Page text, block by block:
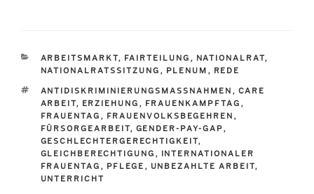
e
b
o
o
k
o
d
o
n
l
n
KATEGORIEN
ARBEITSMARKT, FAIRTEILUNG , NATIONALRAT,
NATIONALRATSSITZUNG , PLENUM , REDE
SCHLAGWÖRTER
ANTIDISKRIMINIERUNGSMASSNAHMEN , CARE
ARBEIT, ERZIEHUNG , FRAUENKAMPFTAG ,
FRAUENTAG , FRAUENVOLKSBEGEHREN ,
FÜRSORGEARBEIT, GENDER-PAY-GAP,
GESCHLECHTERGERECHTIGKEIT,
GLEICHBERECHTIGUNG , INTERNATIONALER
FRAUENTAG , PFLEGE , UNBEZAHLTE ARBEIT,
UNTERRICHT